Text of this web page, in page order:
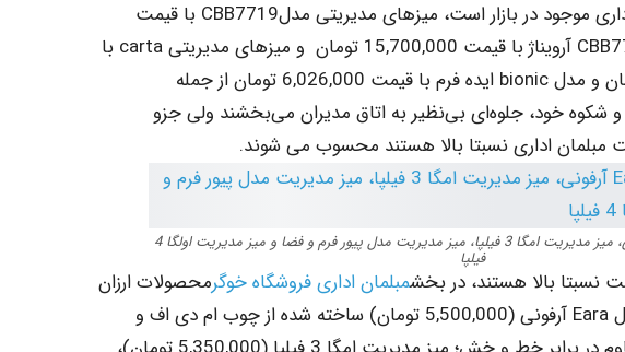
دهنده طیف وسیعی از مبلمان اداری موجود در بازار است، ‌میزهای مدیریتی مدلCBB7719 با قیمت
18,500,000 تومان و مدل CBB7717 آرویناژ با قیمت 15,700,000 تومان و میزهای مدیریتی carta با
ساید با قیمت 14,500,000 تومان و مدل bionic ایده فرم با قیمت 6,026,000 تومان از جمله
شکوه خود، جلوه‌ای بی‌نظیر به اتاق مدیران می‌بخشند ولی جزو
اداری نسبتا بالا هستند محسوب می شوند.
میز مدیریت مدل Eara آرفونی، میز مدیریت امگا 3 فیلپا، میز مدیریت مدل پیور فرم و فضا و میز مدیریت اولگا 4
فیلپا
نسبتا بالا هستند، در بخشمبلمان اداری فروشگاه خوگرمحصولات ارزان
قیمت‌تری نظیر میز مدیریت مدل Eara آرفونی (5,500,000 تومان) ساخته شده از چوب ام دی اف و